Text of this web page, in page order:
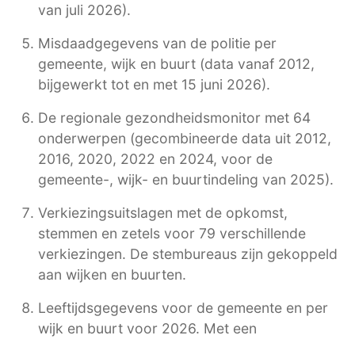
van juli 2026).
Misdaadgegevens van de politie per
gemeente, wijk en buurt (data vanaf 2012,
bijgewerkt tot en met 15 juni 2026).
De regionale gezondheidsmonitor met 64
onderwerpen (gecombineerde data uit 2012,
2016, 2020, 2022 en 2024, voor de
gemeente-, wijk- en buurtindeling van 2025).
Verkiezingsuitslagen met de opkomst,
stemmen en zetels voor 79 verschillende
verkiezingen. De stembureaus zijn gekoppeld
aan wijken en buurten.
Leeftijdsgegevens voor de gemeente en per
wijk en buurt voor 2026. Met een